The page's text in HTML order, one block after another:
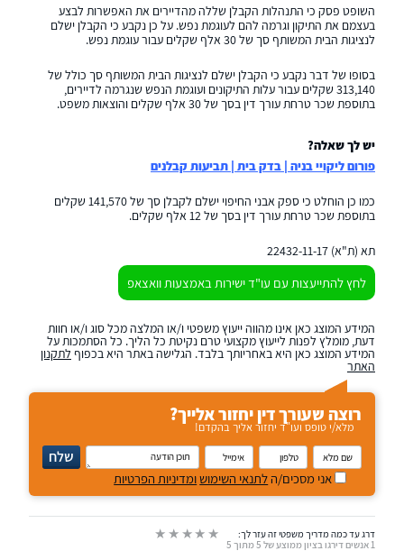
השופט פסק כי התנהלות הקבלן שללה מהדיירים את האפשרות לבצע
בעצמם את התיקון וגרמה להם לעוגמת נפש. על כן נקבע כי הקבלן ישלם
לנציגות הבית המשותף סך של 30 אלף שקלים עבור עוגמת נפש.
בסופו של דבר נקבע כי הקבלן ישלם לנציגות הבית המשותף סך כולל של
313,140 שקלים עבור עלות התיקונים ועוגמת הנפש שנגרמה לדיירים,
בתוספת שכר טרחת עורך דין בסך של 30 אלף שקלים והוצאות משפט.
יש לך שאלה?
פורום ליקויי בניה | בדק בית | תביעות קבלנים
כמו כן הוחלט כי ספק אבני החיפוי ישלם לקבלן סך של 141,570 שקלים
בתוספת שכר טרחת עורך דין בסך של 12 אלף שקלים.
תא (ת"א) 22432-11-17
לחץ להתייעצות עם עו"ד ישירות באמצעות וואצאפ
המידע המוצג כאן אינו מהווה ייעוץ משפטי ו/או המלצה מכל סוג ו/או חוות
דעת, מומלץ לפנות לייעוץ מקצועי טרם נקיטת כל הליך. כל הסתמכות על
המידע המוצג כאן היא באחריותך בלבד. הגלישה באתר היא בכפוף לתקנון
האתר
רוצה שעורך דין יחזור אלייך?
מלא/י טופס ועו"ד יחזור אליך בהקדם!
נא
להזין
שם
מלא
טלפון אימייל תוכן
הודעה
שלח
אני מסכים/הלתנאי השימושומדיניות הפרטיות
דרג עד כמה מדריך משפטי זה עזר לך:
1 אנשים דירגו בציון ממוצע של 5 מתוך 5